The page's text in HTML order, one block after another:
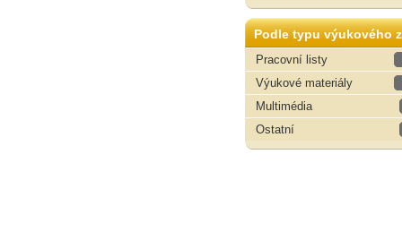
Podle typu výukového
Pracovní listy
Výukové materiály
Multimédia
Ostatní